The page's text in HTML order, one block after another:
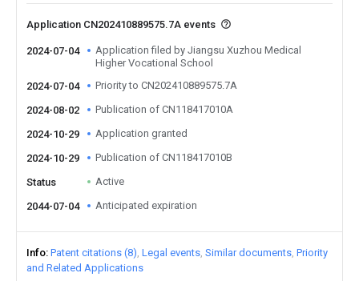
Application CN202410889575.7A events
2024-07-04
Application filed by Jiangsu Xuzhou Medical
Higher Vocational School
2024-07-04
Priority to CN202410889575.7A
2024-08-02 Publication of CN118417010A
2024-10-29 Application granted
2024-10-29 Publication of CN118417010B
Status Active
2044-07-04 Anticipated expiration
Info Patent citations (8) Legal events Similar documents Priority
and Related Applications